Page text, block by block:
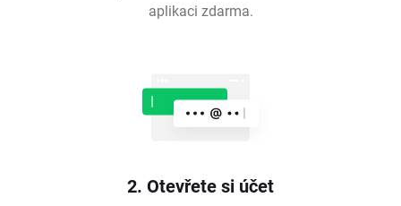
aplikaci zdarma.
2. Otevřete si účet